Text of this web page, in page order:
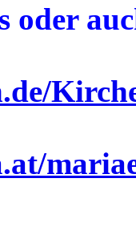
oder